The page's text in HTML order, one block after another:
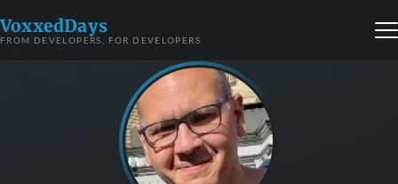
VoxxedDays
FROM DEVELOPERS, FOR DEVELOPERS